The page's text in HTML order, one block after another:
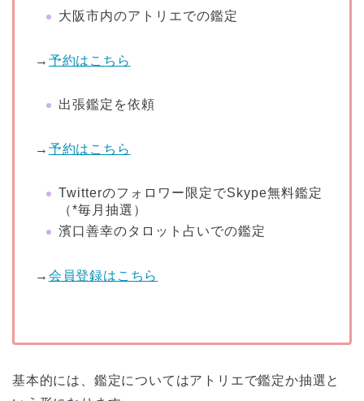
大阪市内のアトリエでの鑑定
→ 予約はこちら
出張鑑定を依頼
→ 予約はこちら
Twitterのフォロワー限定でSkype無料鑑定
（*毎月抽選）
濱口善幸のタロット占いでの鑑定
→ 会員登録はこちら
基本的には、鑑定についてはアトリエで鑑定か抽選と